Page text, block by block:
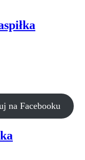
na Facebooku